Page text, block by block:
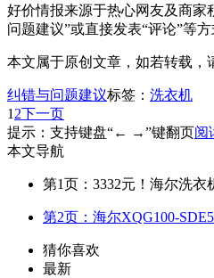
好价情报来源于热心网友及商家
问题建议”或直接发表“评论”等方
本文属于原创文章，如若转载，
纠错与问题建议标签： 洗衣机
1 2下一页
提示：支持键盘“← →”键翻页阅
本文导航
第1页：3332元！海尔洗衣
第2页：海尔XQG100-
猜你喜欢
最新